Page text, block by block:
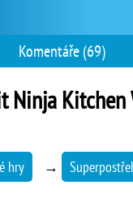
Komentáře (69)
Ninja Kitchen
hry →